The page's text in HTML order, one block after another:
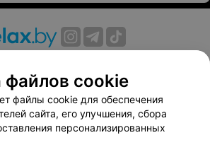
договор
Способы оплаты
по использованию сервиса
«Афиша»
соглашение
файлов cookie
файлы cookie для обеспечения
сайта, его улучшения, сбора
персонализированных